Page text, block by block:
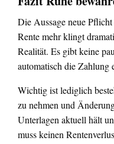
Die Aussage neue
Rente mehr klingt
Realität. Es gibt keine
automatisch die Zahlung
Wichtig ist lediglich
zu nehmen und
Unterlagen aktuell hält
muss keinen